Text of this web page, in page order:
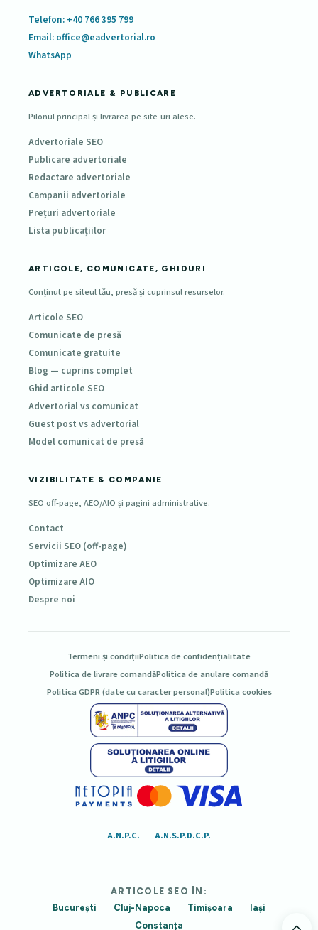
Telefon: +40 766 395 799
Email: office@eadvertorial.ro
WhatsApp
ADVERTORIALE & PUBLICARE
Pilonul principal și livrarea pe site-uri alese.
Advertoriale SEO
Publicare advertoriale
Redactare advertoriale
Campanii advertoriale
Prețuri advertoriale
Lista publicațiilor
ARTICOLE, COMUNICATE, GHIDURI
Conținut pe siteul tău, presă și cuprinsul resurselor.
Articole SEO
Comunicate de presă
Comunicate gratuite
Blog — cuprins complet
Ghid articole SEO
Advertorial vs comunicat
Guest post vs advertorial
Model comunicat de presă
VIZIBILITATE & COMPANIE
SEO off-page, AEO/AIO și pagini administrative.
Contact
Servicii SEO (off-page)
Optimizare AEO
Optimizare AIO
Despre noi
Termeni și condițiiPolitica de confidențialitate
Politica de livrare comandăPolitica de anulare comandă
Politica GDPR (date cu caracter personal)Politica cookies
A.N.P.C. A.N.S.P.D.C.P.
ARTICOLE SEO ÎN:
București
Cluj-Napoca Timișoara
Iași
Constanța